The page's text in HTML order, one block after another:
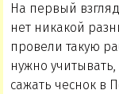
На первый
нет никакой
провели такую
нужно
сажать чеснок в